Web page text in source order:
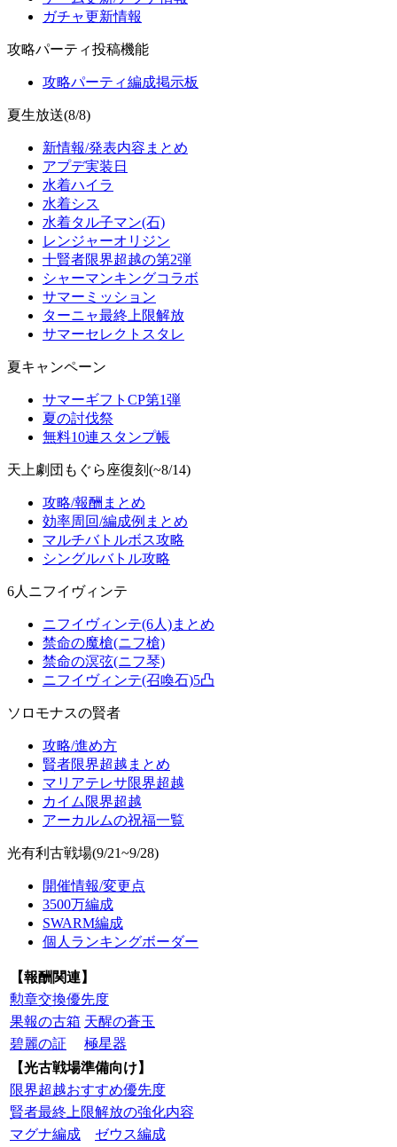
ガチャ更新情報
攻略パーティ投稿機能
攻略パーティ編成掲示板
夏生放送(8/8)
新情報/発表内容まとめ
アプデ実装日
水着ハイラ
水着シス
水着タル子マン(石)
レンジャーオリジン
十賢者限界超越の第2弾
シャーマンキングコラボ
サマーミッション
ターニャ最終上限解放
サマーセレクトスタレ
夏キャンペーン
サマーギフトCP第1弾
夏の討伐祭
無料10連スタンプ帳
天上劇団もぐら座復刻(~8/14)
攻略/報酬まとめ
効率周回/編成例まとめ
マルチバトルボス攻略
シングルバトル攻略
6人ニフイヴィンテ
ニフイヴィンテ(6人)まとめ
禁命の魔槍(ニフ槍)
禁命の溟弦(ニフ琴)
ニフイヴィンテ(召喚石)5凸
ソロモナスの賢者
攻略/進め方
賢者限界超越まとめ
マリアテレサ限界超越
カイム限界超越
アーカルムの祝福一覧
光有利古戦場(9/21~9/28)
開催情報/変更点
3500万編成
SWARM編成
個人ランキングボーダー
【報酬関連】
勲章交換優先度
果報の古箱 天醒の蒼玉
碧麗の証
極星器
【光古戦場準備向け】
限界超越おすすめ優先度
賢者最終上限解放の強化内容
マグナ編成
ゼウス編成